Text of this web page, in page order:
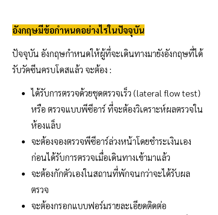
อังกฤษมีข้อกำหนดอย่างไรในปัจจุบัน
ปัจจุบัน อังกฤษกำหนดให้ผู้ที่จะเดินทางมายังอังกฤษที่ได้
รับวัคซีนครบโดสแล้ว จะต้อง :
ได้รับการตรวจด้วยชุดตรวจเร็ว (lateral flow test)
หรือ ตรวจแบบพีซีอาร์ ที่จะต้องวิเคราะห์ผลตรวจใน
ห้องแล็บ
จะต้องจองตรวจพีซีอาร์ล่วงหน้าโดยชำระเงินเอง
ก่อนได้รับการตรวจเมื่อเดินทางเข้ามาแล้ว
จะต้องกักตัวเองในสถานที่พักจนกว่าจะได้รับผล
ตรวจ
จะต้องกรอกแบบฟอร์มรายละเอียดติดต่อ